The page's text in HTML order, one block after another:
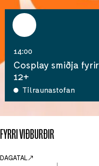
14:00
Cosplay smiðja fyrir
12+
Tilraunastofan
FYRRI VIÐBURÐIR
DAGATAL